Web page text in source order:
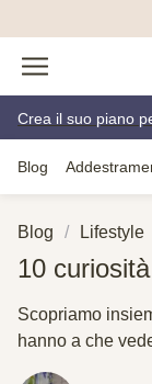
Crea il suo piano
Blog
Blog Lifestyle
10
Scopriamo
hanno a che